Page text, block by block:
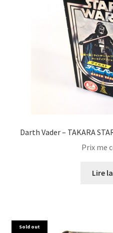
Darth Vader – TAKARA
Prix me
Lire
Sold out